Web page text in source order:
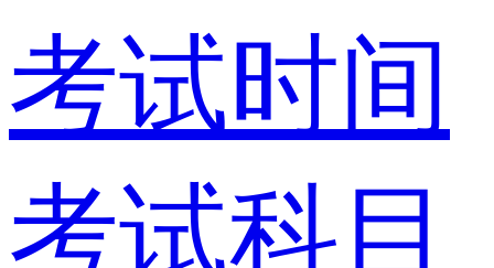
考试时间
考试科目